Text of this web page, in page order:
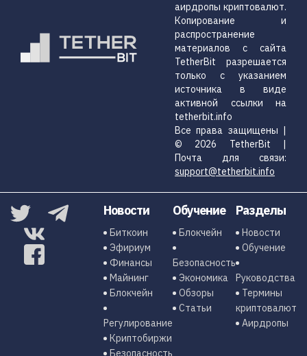
аирдропы криптовалют.
Копирование и
распространение
материалов с сайта
TetherBit разрешается
только с указанием
источника в виде
активной ссылки на
tetherbit.info
Все права защищены |
© 2026 TetherBit |
Почта для связи:
support@tetherbit.info
Новости
Биткоин
Эфириум
Финансы
Майнинг
Блокчейн
Регулирование
Криптобиржи
Безопасность
Обучение
Блокчейн
Безопасность
Экономика
Обзоры
Статьи
Разделы
Новости
Обучение
Руководства
Термины
криптовалют
Аирдропы